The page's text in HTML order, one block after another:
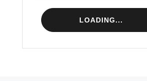
LOADING...